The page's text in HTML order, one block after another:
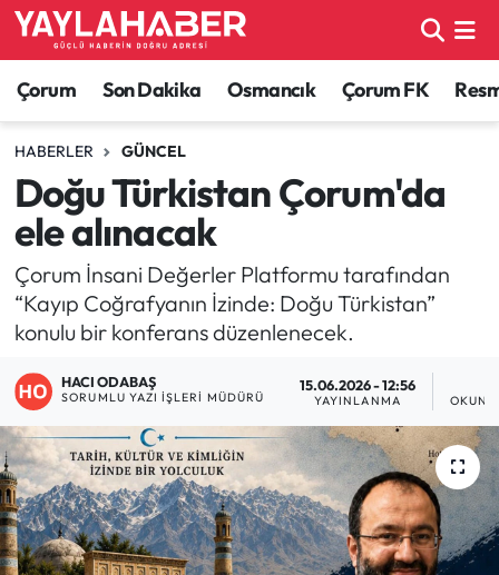
Çorum Son Dakika Osmancık Çorum FK
HABERLER GÜNCEL
Doğu Türkistan Çorum'da
ele alınacak
Çorum İnsani Değerler Platformu tarafından
“Kayıp Coğrafyanın İzinde: Doğu Türkistan”
konulu bir konferans düzenlenecek.
HACI ODABAŞ
SORUMLU YAZI İŞLERI MÜDÜRÜ
15.06.2026 - 12:56
YAYINLANMA
Alaca Haberleri
Bayat Haberleri
Bilgi - Keşfet Haberleri
Bilim ve Teknoloji
Boğazkale Haberleri
Çorum Son Dakika Haberleri
Dodurga Haberleri
Eğitim
Çorum Nöbetçi Eczaneler
Çorum Hava Durumu
Çorum Namaz Vakitleri
Çorum Trafik Yoğunluk Haritası
TFF 1.Lig Puan Durumu ve Fikstür
Son Dakika Haberleri
Haber Arşivi